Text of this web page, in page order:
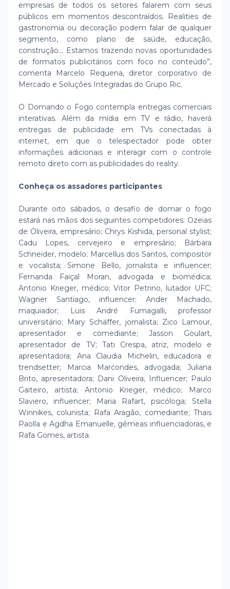
empresas de todos os setores falarem com seus
públicos em momentos descontraídos. Realities de
gastronomia ou decoração podem falar de qualquer
segmento, como plano de saúde, educação,
construção… Estamos trazendo novas oportunidades
de formatos publicitários com foco no conteúdo”,
comenta Marcelo Requena, diretor corporativo de
Mercado e Soluções Integradas do Grupo Ric.
O Domando o Fogo contempla entregas comerciais
interativas. Além da mídia em TV e rádio, haverá
entregas de publicidade em TVs conectadas à
internet, em que o telespectador pode obter
informações adicionais e interagir com o controle
remoto direto com as publicidades do reality.
Conheça os assadores participantes
Durante oito sábados, o desafio de domar o fogo
estará nas mãos dos seguintes competidores: Ozeias
de Oliveira, empresário; Chrys Kishida, personal stylist;
Cadu Lopes, cervejeiro e empresário; Bárbara
Schneider, modelo; Marcellus dos Santos, compositor
e vocalista; Simone Bello, jornalista e influencer;
Fernanda Faiçal Moran, advogada e biomédica;
Antonio Krieger, médico; Vitor Petrino, lutador UFC;
Wagner Santiago, influencer; Ander Machado,
maquiador; Luis André Fumagalli, professor
universitário; Mary Schäffer, jornalista; Zico Lamour,
apresentador e comediante; Jasson Goulart,
apresentador de TV; Tati Crespa, atriz, modelo e
apresentadora; Ana Claudia Michelin, educadora e
trendsetter; Marcia Marcondes, advogada; Juliana
Brito, apresentadora; Dani Oliveira, Influencer; Paulo
Gaiteiro, artista; Antonio Krieger, médico; Marco
Slaviero, influencer; Maria Rafart, psicóloga; Stella
Winnikes, colunista; Rafa Aragão, comediante; Thais
Paolla e Agdha Emanuelle, gêmeas influenciadoras, e
Rafa Gomes, artista.